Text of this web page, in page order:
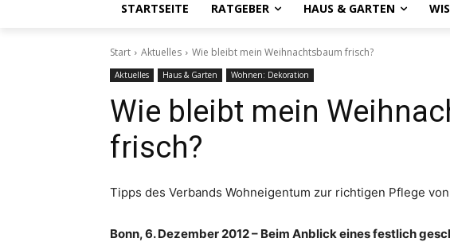
STARTSEITE RATGEBER HAUS & GARTEN
Start Aktuelles Wie bleibt mein Weihnachtsbaum frisch?
Aktuelles Haus & Garten Wohnen: Dekoration
Wie bleibt mein
frisch?
Tipps des Verbands Wohneigentum zur richtigen Pflege von
Bonn, 6. Dezember 2012 – Beim Anblick eines festlich